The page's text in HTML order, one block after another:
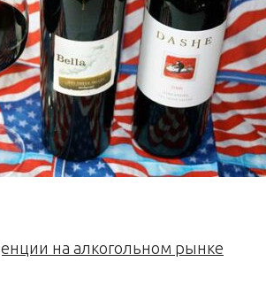
на алкогольном рынке